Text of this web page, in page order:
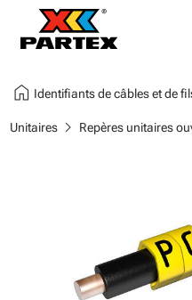
home Identifiants de câbles et de
Unitaireschevron_right Repères unitaires